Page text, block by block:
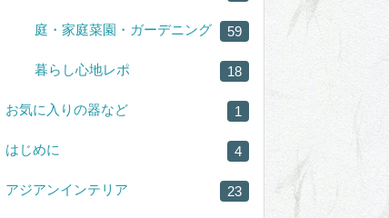
庭・家庭菜園・ガーデニング 59
暮らし心地レポ 18
お気に入りの器など 1
はじめに 4
アジアンインテリア 23